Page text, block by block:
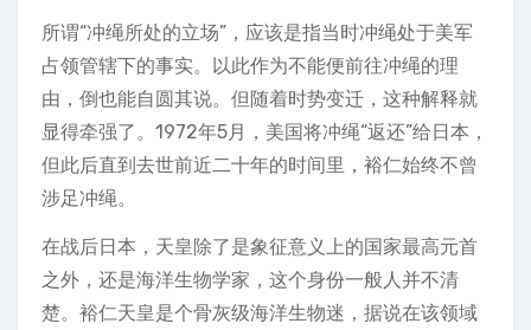
所谓“冲绳所处的立场”，应该是指当时冲绳处于美军
占领管辖下的事实。以此作为不能便前往冲绳的理
由，倒也能自圆其说。但随着时势变迁，这种解释就
显得牵强了。1972年5月，美国将冲绳“返还”给日本，
但此后直到去世前近二十年的时间里，裕仁始终不曾
涉足冲绳。
在战后日本，天皇除了是象征意义上的国家最高元首
之外，还是海洋生物学家，这个身份一般人并不清
楚。裕仁天皇是个骨灰级海洋生物迷，据说在该领域